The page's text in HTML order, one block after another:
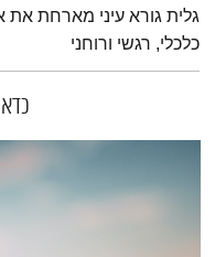
תמצית הפודקאסט
גלית גורא עיני מארחת את
כלכלי, רגשי ורוחני